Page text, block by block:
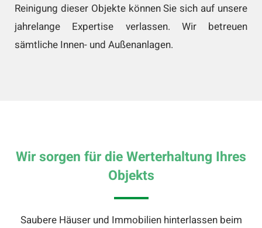
Reinigung dieser Objekte können Sie sich auf unsere
jahrelange Expertise verlassen. Wir betreuen
sämtliche Innen- und Außenanlagen.
Wir sorgen für die Werterhaltung Ihres
Objekts
Saubere Häuser und Immobilien hinterlassen beim